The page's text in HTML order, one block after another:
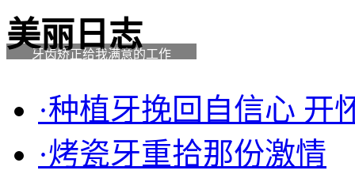
美丽日志
牙齿矫正给我满意的工作
·种植牙挽回自信心 开
·烤瓷牙重拾那份激情